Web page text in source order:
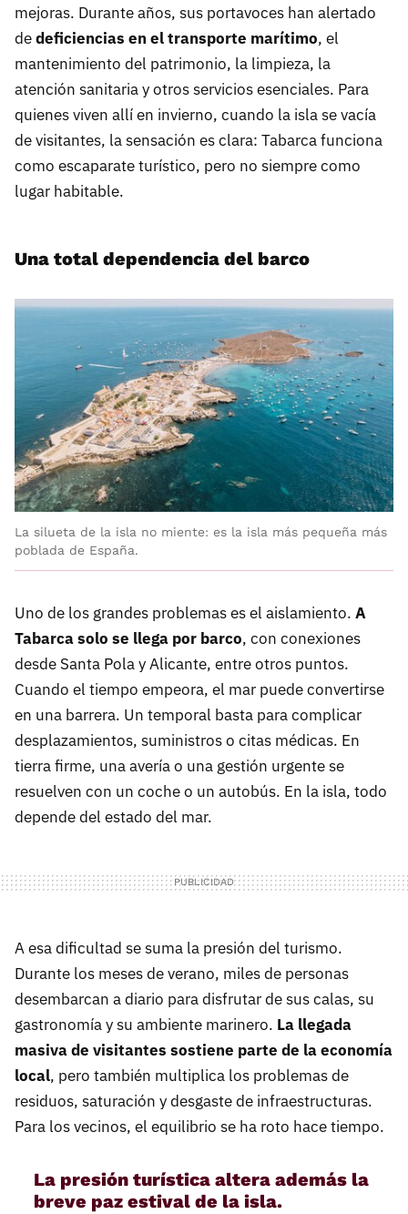
mejoras. Durante años, sus portavoces han alertado
dedeficiencias en el transporte marítimo, el
mantenimiento del patrimonio, la limpieza, la
atención sanitaria y otros servicios esenciales. Para
quienes viven allí en invierno, cuando la isla se vacía
de visitantes, la sensación es clara: Tabarca funciona
como escaparate turístico, pero no siempre como
lugar habitable.
Una total dependencia del barco
La silueta de la isla no miente: es la isla más pequeña más
poblada de España.
Uno de los grandes problemas es el aislamiento. A
Tabarca solo se llega por barco, con conexiones
desde Santa Pola y Alicante, entre otros puntos.
Cuando el tiempo empeora, el mar puede convertirse
en una barrera. Un temporal basta para complicar
desplazamientos, suministros o citas médicas. En
tierra firme, una avería o una gestión urgente se
resuelven con un coche o un autobús. En la isla, todo
depende del estado del mar.
A esa dificultad se suma la presión del turismo.
Durante los meses de verano, miles de personas
desembarcan a diario para disfrutar de sus calas, su
gastronomía y su ambiente marinero. La llegada
masiva de visitantes sostiene parte de la economía
local, pero también multiplica los problemas de
residuos, saturación y desgaste de infraestructuras.
Para los vecinos, el equilibrio se ha roto hace tiempo.
La presión turística altera además la
breve paz estival de la isla.